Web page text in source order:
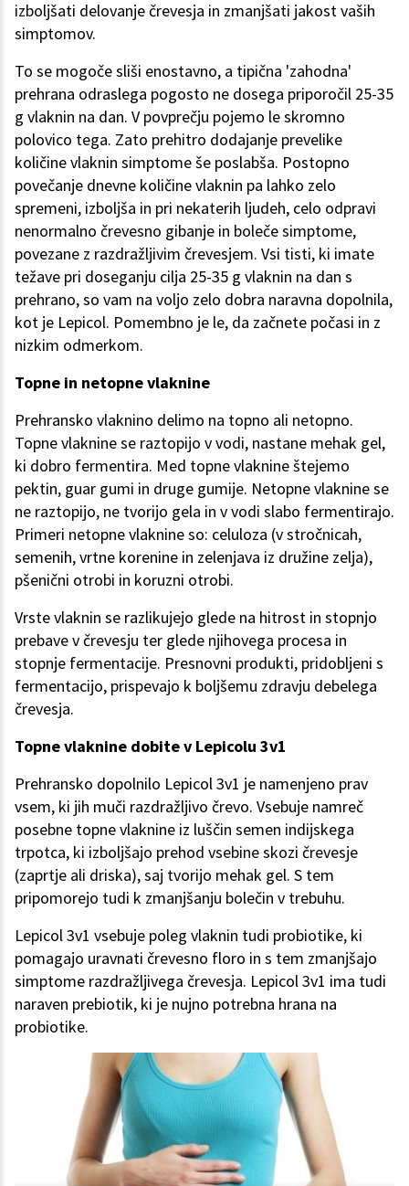
izboljšati delovanje črevesja in zmanjšati jakost vaših
simptomov.
To se mogoče sliši enostavno, a tipična 'zahodna'
prehrana odraslega pogosto ne dosega priporočil 25-35
g vlaknin na dan. V povprečju pojemo le skromno
polovico tega. Zato prehitro dodajanje prevelike
količine vlaknin simptome še poslabša. Postopno
povečanje dnevne količine vlaknin pa lahko zelo
spremeni, izboljša in pri nekaterih ljudeh, celo odpravi
nenormalno črevesno gibanje in boleče simptome,
povezane z razdražljivim črevesjem. Vsi tisti, ki imate
težave pri doseganju cilja 25-35 g vlaknin na dan s
prehrano, so vam na voljo zelo dobra naravna dopolnila,
kot je Lepicol. Pomembno je le, da začnete počasi in z
nizkim odmerkom.
Topne in netopne vlaknine
Prehransko vlaknino delimo na topno ali netopno.
Topne vlaknine se raztopijo v vodi, nastane mehak gel,
ki dobro fermentira. Med topne vlaknine štejemo
pektin, guar gumi in druge gumije. Netopne vlaknine se
ne raztopijo, ne tvorijo gela in v vodi slabo fermentirajo.
Primeri netopne vlaknine so: celuloza (v stročnicah,
semenih, vrtne korenine in zelenjava iz družine zelja),
pšenični otrobi in koruzni otrobi.
Vrste vlaknin se razlikujejo glede na hitrost in stopnjo
prebave v črevesju ter glede njihovega procesa in
stopnje fermentacije. Presnovni produkti, pridobljeni s
fermentacijo, prispevajo k boljšemu zdravju debelega
črevesja.
Topne vlaknine dobite v Lepicolu 3v1
Prehransko dopolnilo Lepicol 3v1 je namenjeno prav
vsem, ki jih muči razdražljivo črevo. Vsebuje namreč
posebne topne vlaknine iz luščin semen indijskega
trpotca, ki izboljšajo prehod vsebine skozi črevesje
(zaprtje ali driska), saj tvorijo mehak gel. S tem
pripomorejo tudi k zmanjšanju bolečin v trebuhu.
Lepicol 3v1 vsebuje poleg vlaknin tudi probiotike, ki
pomagajo uravnati črevesno floro in s tem zmanjšajo
simptome razdražljivega črevesja. Lepicol 3v1 ima tudi
naraven prebiotik, ki je nujno potrebna hrana na
probiotike.